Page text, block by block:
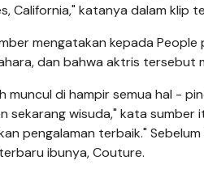
California," katanya dalam klip
mengatakan kepada
dan bahwa aktris tersebut
muncul di hampir semua hal -
sekarang wisuda," kata sumber
pengalaman terbaik."
ibunya, Couture.